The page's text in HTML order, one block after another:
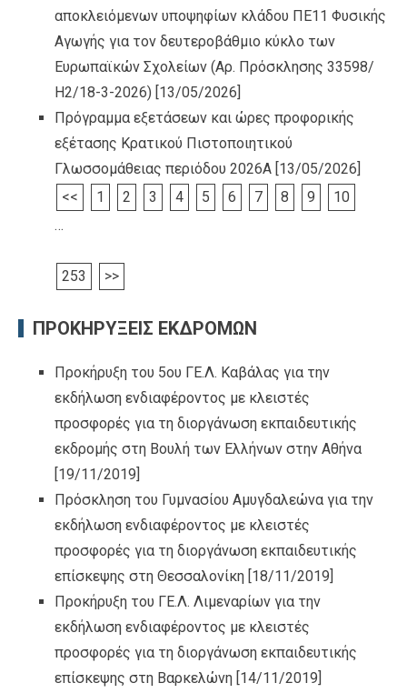
αποκλειόμενων υποψηφίων κλάδου ΠΕ11 Φυσικής
Αγωγής για τον δευτεροβάθμιο κύκλο των
Ευρωπαϊκών Σχολείων (Αρ. Πρόσκλησης 33598/
Η2/18-3-2026) [13/05/2026]
Πρόγραμμα εξετάσεων και ώρες προφορικής
εξέτασης Κρατικού Πιστοποιητικού
Γλωσσομάθειας περιόδου 2026Α [13/05/2026]
<<
1 2 3 4 5 6 7 8 9
10
…
253 >>
ΠΡΟΚΗΡΥΞΕΙΣ ΕΚΔΡΟΜΩΝ
Προκήρυξη του 5ου ΓΕ.Λ. Καβάλας για την
εκδήλωση ενδιαφέροντος με κλειστές
προσφορές για τη διοργάνωση εκπαιδευτικής
εκδρομής στη Βουλή των Ελλήνων στην Αθήνα
[19/11/2019]
Πρόσκληση του Γυμνασίου Αμυγδαλεώνα για την
εκδήλωση ενδιαφέροντος με κλειστές
προσφορές για τη διοργάνωση εκπαιδευτικής
επίσκεψης στη Θεσσαλονίκη [18/11/2019]
Προκήρυξη του ΓΕ.Λ. Λιμεναρίων για την
εκδήλωση ενδιαφέροντος με κλειστές
προσφορές για τη διοργάνωση εκπαιδευτικής
επίσκεψης στη Βαρκελώνη [14/11/2019]